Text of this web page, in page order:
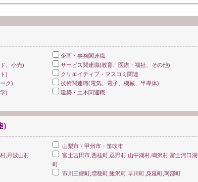
企画・事務関連職
、小売)
サービス関連職(教育、医療・福祉、その他)
)
クリエイティブ・マスコミ関連
ク)
技術関連職(電気、電子、機械、半導体)
)
建築・土木関連職
山梨市・甲州市・笛吹市
,丹波山村
富士吉田市,西桂町,忍野村,山中湖村,鳴沢村,富士河口湖
町
市川三郷町,増穂町,鰍沢町,早川町,身延町,南部町